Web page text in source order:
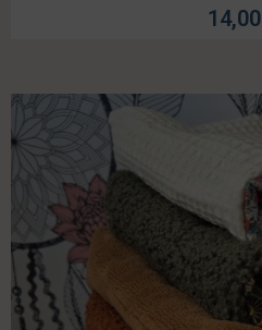
14,00